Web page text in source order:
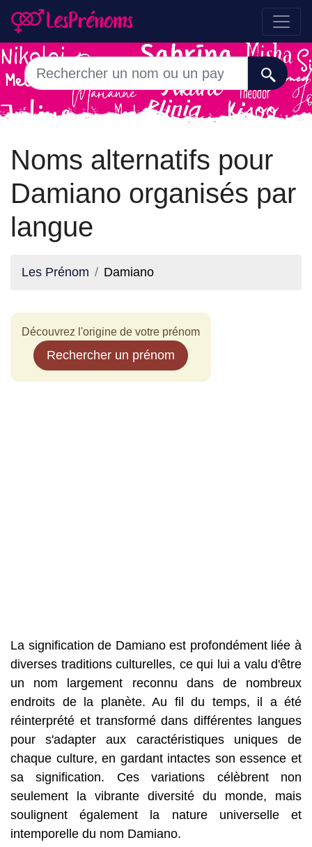
Noms alternatifs pour
Damiano organisés par
langue
Les Prénom Damiano
Découvrez l'origine de votre prénom
Rechercher un prénom
La signification de Damiano est profondément liée à
diverses traditions culturelles, ce qui lui a valu d'être
un nom largement reconnu dans de nombreux
endroits de la planète. Au fil du temps, il a été
réinterprété et transformé dans différentes langues
pour s'adapter aux caractéristiques uniques de
chaque culture, en gardant intactes son essence et
sa signification. Ces variations célèbrent non
seulement la vibrante diversité du monde, mais
soulignent également la nature universelle et
intemporelle du nom Damiano.